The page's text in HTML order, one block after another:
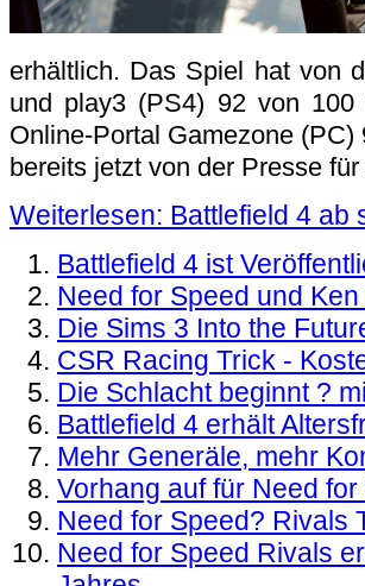
erhältlich. Das Spiel hat von
und play3 (PS4) 92 von 100
Online-Portal Gamezone
bereits jetzt von der Presse
Weiterlesen: Battlefield 4 ab
Battlefield 4 ist
Need for Speed und
Die Sims 3 Into the
CSR Racing Trick -
Die Schlacht beginnt ?
Battlefield 4 erhält
Mehr Generäle, mehr
Vorhang auf für Need
Need for Speed? Rivals
Need for Speed Rivals